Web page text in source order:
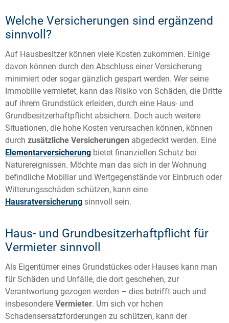
Welche Versicherungen sind ergänzend
sinnvoll?
Auf Hausbesitzer können viele Kosten zukommen. Einige
davon können durch den Abschluss einer Versicherung
minimiert oder sogar gänzlich gespart werden. Wer seine
Immobilie vermietet, kann das Risiko von Schäden, die Dritte
auf ihrem Grundstück erleiden, durch eine Haus- und
Grundbesitzerhaftpflicht absichern. Doch auch weitere
Situationen, die hohe Kosten verursachen können, können
durch zusätzliche Versicherungen abgedeckt werden. Eine
Elementarversicherung bietet finanziellen Schutz bei
Naturereignissen. Möchte man das sich in der Wohnung
befindliche Mobiliar und Wertgegenstände vor Einbruch oder
Witterungsschäden schützen, kann eine
Hausratversicherung sinnvoll sein.
Haus- und Grundbesitzerhaftpflicht für
Vermieter sinnvoll
Als Eigentümer eines Grundstückes oder Hauses kann man
für Schäden und Unfälle, die dort geschehen, zur
Verantwortung gezogen werden – dies betrifft auch und
insbesondere Vermieter. Um sich vor hohen
Schadensersatzforderungen zu schützen, kann der